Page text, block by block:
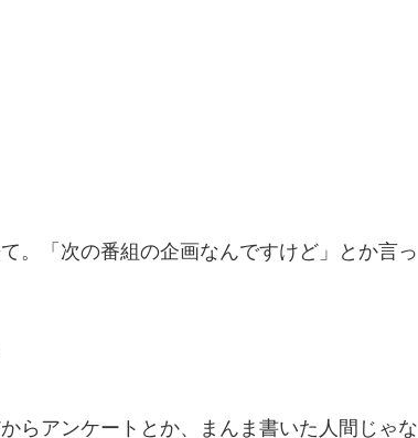
。「次の番組の企画なんですけど」とか言っ
らアンケートとか、まんま書いた人間じゃな